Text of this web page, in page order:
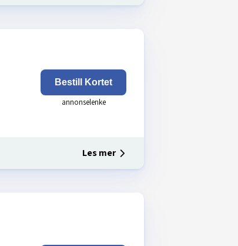
Bestill Kortet
Les mer